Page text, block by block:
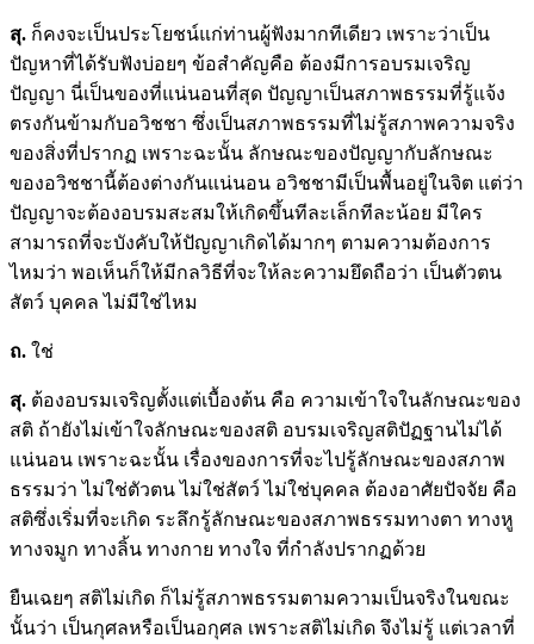
สุ. ก็คงจะเป็นประโยชน์แก่ท่านผู้ฟังมากทีเดียว เพราะว่าเป็น
ปัญหาที่ได้รับฟังบ่อยๆ ข้อสำคัญคือ ต้องมีการอบรมเจริญ
ปัญญา นี่เป็นของที่แน่นอนที่สุด ปัญญาเป็นสภาพธรรมที่รู้แจ้ง
ตรงกันข้ามกับอวิชชา ซึ่งเป็นสภาพธรรมที่ไม่รู้สภาพความจริง
ของสิ่งที่ปรากฏ เพราะฉะนั้น ลักษณะของปัญญากับลักษณะ
ของอวิชชานี้ต้องต่างกันแน่นอน อวิชชามีเป็นพื้นอยู่ในจิต แต่ว่า
ปัญญาจะต้องอบรมสะสมให้เกิดขึ้นทีละเล็กทีละน้อย มีใคร
สามารถที่จะบังคับให้ปัญญาเกิดได้มากๆ ตามความต้องการ
ไหมว่า พอเห็นก็ให้มีกลวิธีที่จะให้ละความยึดถือว่า เป็นตัวตน
สัตว์ บุคคล ไม่มีใช่ไหม
ถ. ใช่
สุ. ต้องอบรมเจริญตั้งแต่เบื้องต้น คือ ความเข้าใจในลักษณะของ
สติ ถ้ายังไม่เข้าใจลักษณะของสติ อบรมเจริญสติปัฏฐานไม่ได้
แน่นอน เพราะฉะนั้น เรื่องของการที่จะไปรู้ลักษณะของสภาพ
ธรรมว่า ไม่ใช่ตัวตน ไม่ใช่สัตว์ ไม่ใช่บุคคล ต้องอาศัยปัจจัย คือ
สติซึ่งเริ่มที่จะเกิด ระลึกรู้ลักษณะของสภาพธรรมทางตา ทางหู
ทางจมูก ทางลิ้น ทางกาย ทางใจ ที่กำลังปรากฏด้วย
ยืนเฉยๆ สติไม่เกิด ก็ไม่รู้สภาพธรรมตามความเป็นจริงในขณะ
นั้นว่า เป็นกุศลหรือเป็นอกุศล เพราะสติไม่เกิด จึงไม่รู้ แต่เวลาที่